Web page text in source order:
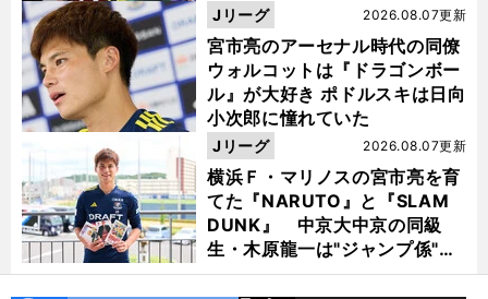
宮市亮のアーセナル時代の同僚
ウォルコットは『ドラゴンボー
ル』が大好き ポドルスキは日向
小次郎に憧れていた
2026.08.07更新
Jリーグ
横浜Ｆ・マリノスの宮市亮を育
てた『NARUTO』と『SLAM
DUNK』 中京大中京の同級
生・木原龍一は"ジャンプ係"だ
った
2026.08.07更新
Jリーグ